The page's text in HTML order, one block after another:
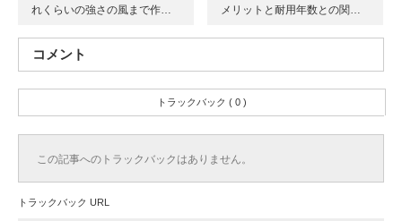
れくらいの強さの風まで作…
メリットと耐用年数との関…
コメント
トラックバック ( 0 )
この記事へのトラックバックはありません。
トラックバック URL